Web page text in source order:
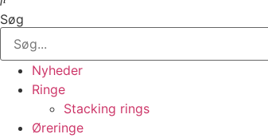
Søg
Nyheder
Ringe
Stacking rings
Øreringe